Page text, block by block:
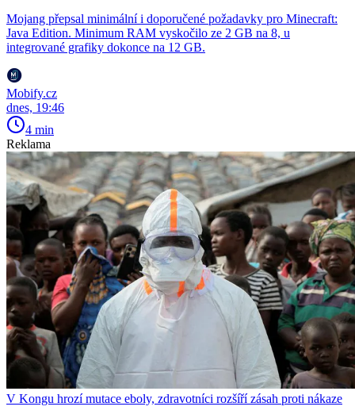
Mojang přepsal minimální i doporučené požadavky pro Minecraft:
Java Edition. Minimum RAM vyskočilo ze 2 GB na 8, u
integrované grafiky dokonce na 12 GB.
Mobify.cz
dnes, 19:46
4 min
Reklama
V Kongu hrozí mutace eboly, zdravotníci rozšíří zásah proti nákaze